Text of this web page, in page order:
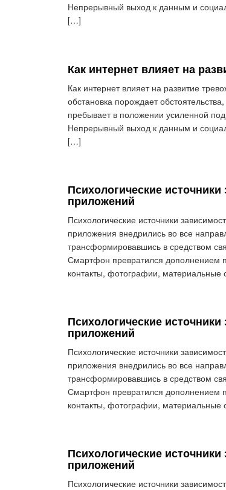
Непрерывный выход к данным и
[…]
Как интернет влияет на
Как интернет влияет на развитие
обстановка порождает
пребывает в положении усиленной
Непрерывный выход к данным и
[…]
Психологические
приложений
Психологические источники
приложения внедрились во все
трансформировавшись в средством
Смартфон превратился дополнением
контакты, фотографии,
Психологические
приложений
Психологические источники
приложения внедрились во все
трансформировавшись в средством
Смартфон превратился дополнением
контакты, фотографии,
Психологические
приложений
Психологические источники